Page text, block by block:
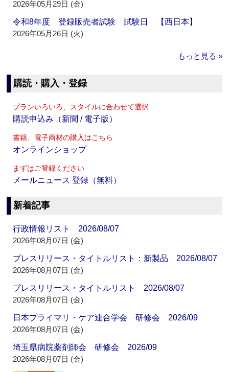
2026年05月29日 (金)
令和8年度 登録販売者試験 試験日 【西日本】
2026年05月26日 (火)
もっと見る »
購読・購入・登録
プランいろいろ、スタイルに合わせて選択
購読申込み（新聞 / 電子版）
書籍、電子商材の購入はこちら
オンラインショップ
まずはご登録ください
メールニュース 登録（無料）
新着記事
行政情報リスト 2026/08/07
2026年08月07日 (金)
プレスリリース・タイトルリスト：新製品 2026/08/07
2026年08月07日 (金)
プレスリリース・タイトルリスト 2026/08/07
2026年08月07日 (金)
日本プライマリ・ケア連合学会 研修会 2026/09
2026年08月07日 (金)
埼玉県病院薬剤師会 研修会 2026/09
2026年08月07日 (金)